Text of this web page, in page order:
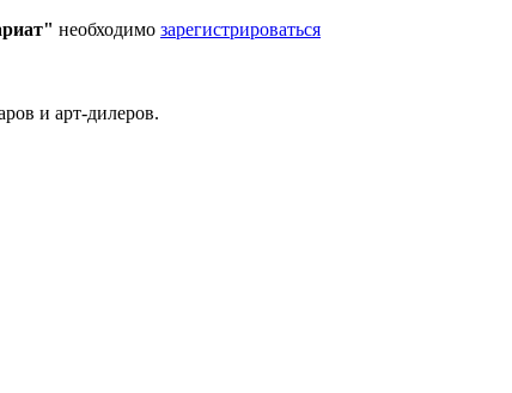
необходимо зарегистрироваться
и арт-дилеров.